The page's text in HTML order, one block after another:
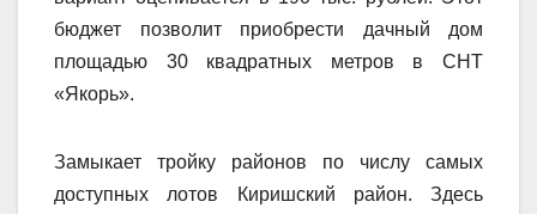
бюджет позволит приобрести дачный дом
площадью 30 квадратных метров в СНТ
«Якорь».
Замыкает тройку районов по числу самых
доступных лотов Киришский район. Здесь